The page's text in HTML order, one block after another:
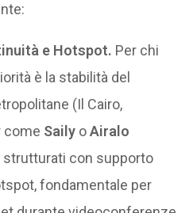
e Hotspot. Per chi
è la stabilità del
(Il Cairo,
come Saily oAiralo
con supporto
fondamentale per